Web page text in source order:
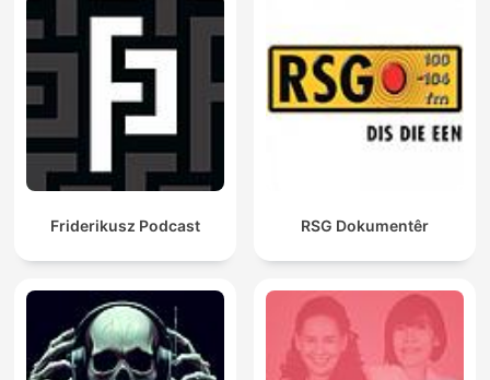
Friderikusz Podcast RSG Dokumentêr